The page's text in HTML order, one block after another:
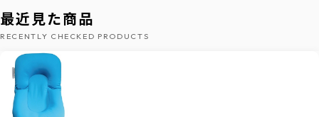
最近見た商品
RECENTLY CHECKED PRODUCTS